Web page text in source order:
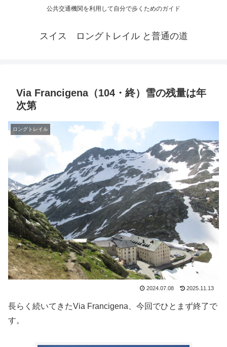
公共交通機関を利用して自分で歩くためのガイド
スイス ロングトレイル と普通の道
Via Francigena（104・終）雪の残量は年
次第
ロングトレイル
2024.07.08 2025.11.13
長らく続いてきたVia Francigena、今回でひとまず終了で
す。